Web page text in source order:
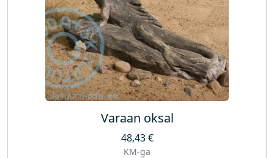
Varaan oksal
48,43€
KM-ga